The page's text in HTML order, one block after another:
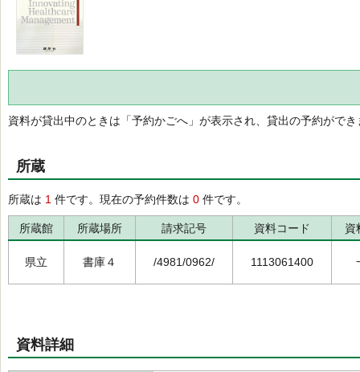
資料が貸出中のときは「予約かごへ」が表示され、貸出の予約ができ
所蔵
所蔵は 1 件です。現在の予約件数は 0 件です。
所蔵館 所蔵場所 請求記号 資料コード 資
県立 書庫４ /4981/0962/ 1113061400
資料詳細